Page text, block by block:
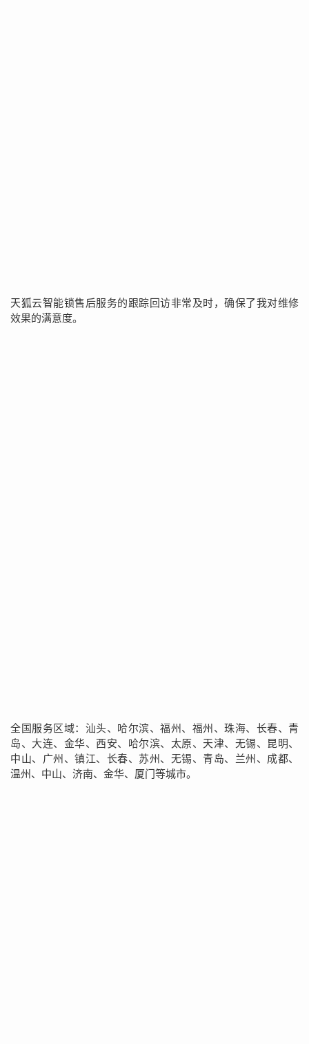
天狐云智能锁售后服务的跟踪回访非常及时，确保了我对维修
效果的满意度。
全国服务区域：汕头、哈尔滨、福州、福州、珠海、长春、青
岛、大连、金华、西安、哈尔滨、太原、天津、无锡、昆明、
中山、广州、镇江、长春、苏州、无锡、青岛、兰州、成都、
温州、中山、济南、金华、厦门等城市。